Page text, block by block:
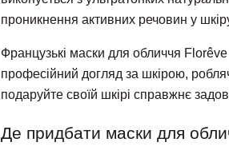
проникнення активних речовин у
Французькі маски для обличчя
професійний догляд за шкірою,
подаруйте своїй шкірі справжнє
Де придбати маски для